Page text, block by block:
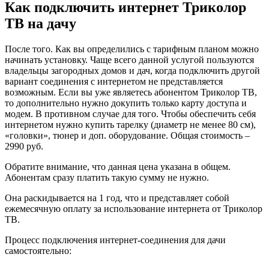
Как подключить интернет Триколор
ТВ на дачу
После того. Как вы определились с тарифным планом можно
начинать установку. Чаще всего данной услугой пользуются
владельцы загородных домов и дач, когда подключить другой
вариант соединения с интернетом не представляется
возможным. Если вы уже являетесь абонентом Триколор ТВ,
то дополнительно нужно докупить только карту доступа и
модем. В противном случае для того. Чтобы обеспечить себя
интернетом нужно купить тарелку (диаметр не менее 80 см),
«головки», тюнер и доп. оборудование. Общая стоимость –
2990 руб.
Обратите внимание, что данная цена указана в общем.
Абонентам сразу платить такую сумму не нужно.
Она раскидывается на 1 год, что и представляет собой
ежемесячную оплату за использование интернета от Триколор
ТВ.
Процесс подключения интернет-соединения для дачи
самостоятельно: